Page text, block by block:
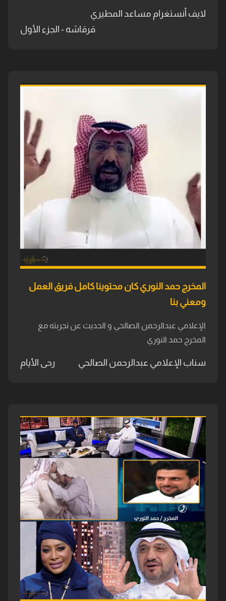
لايف أنستغرام مساعد المطيري
قرقاشه - الجزء الأول
المخرج حمد النوري كان محتوينا كامل فريق العمل
ومعني بنا
الإعلامي عبدالرحمن الصالحي و الحديث عن تجربته مع
المخرج حمد النوري
سناب الإعلامي عبدالرحمن الصالحي رحى الأيام